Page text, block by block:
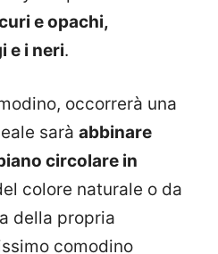
e opachi,
e i neri.
occorrerà una
sarà abbinare
circolare in
colore naturale o da
della propria
comodino